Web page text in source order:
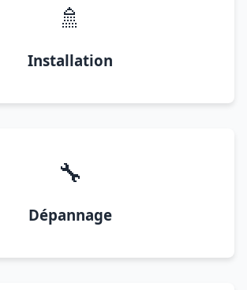
🚿
Installation
🔧
Dépannage